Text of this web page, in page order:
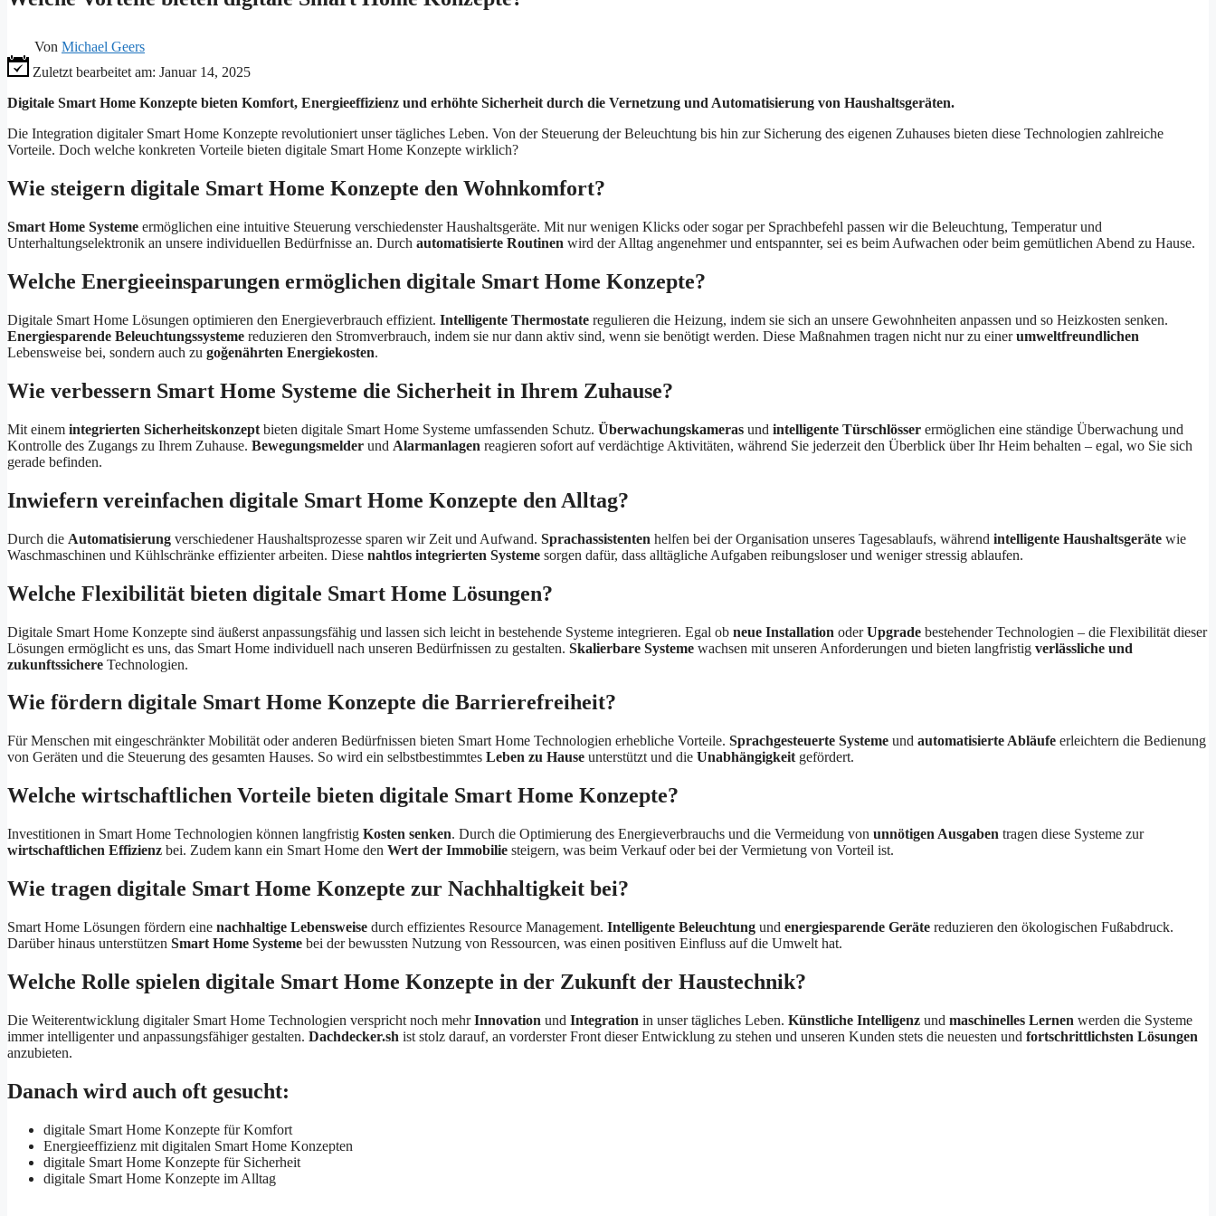
Von Michael Geers
Zuletzt bearbeitet am: Januar 14, 2025
Digitale Smart Home Konzepte bieten Komfort, Energieeffizienz und erhöhte Sicherheit durch die Vernetzung und Automatisierung von Haushaltsgeräten.
Die Integration digitaler Smart Home Konzepte revolutioniert unser tägliches Leben. Von der Steuerung der Beleuchtung bis hin zur Sicherung des eigenen Zuhauses bieten diese Technologien zahlreiche
Vorteile. Doch welche konkreten Vorteile bieten digitale Smart Home Konzepte wirklich?
Wie steigern digitale Smart Home Konzepte den Wohnkomfort?
Smart Home Systeme ermöglichen eine intuitive Steuerung verschiedenster Haushaltsgeräte. Mit nur wenigen Klicks oder sogar per Sprachbefehl passen wir die Beleuchtung, Temperatur und
Unterhaltungselektronik an unsere individuellen Bedürfnisse an. Durch automatisierte Routinen wird der Alltag angenehmer und entspannter, sei es beim Aufwachen oder beim gemütlichen Abend zu Hause.
Welche Energieeinsparungen ermöglichen digitale Smart Home Konzepte?
Digitale Smart Home Lösungen optimieren den Energieverbrauch effizient. Intelligente Thermostate regulieren die Heizung, indem sie sich an unsere Gewohnheiten anpassen und so Heizkosten senken.
Energiesparende Beleuchtungssysteme reduzieren den Stromverbrauch, indem sie nur dann aktiv sind, wenn sie benötigt werden. Diese Maßnahmen tragen nicht nur zu einerumweltfreundlichen
Lebensweise bei, sondern auch zu goğenährten Energiekosten.
Wie verbessern Smart Home Systeme die Sicherheit in Ihrem Zuhause?
Mit einem integrierten Sicherheitskonzept bieten digitale Smart Home Systeme umfassenden Schutz. Überwachungskameras und intelligente Türschlösser ermöglichen eine ständige Überwachung und
Kontrolle des Zugangs zu Ihrem Zuhause. Bewegungsmelder und Alarmanlagen reagieren sofort auf verdächtige Aktivitäten, während Sie jederzeit den Überblick über Ihr Heim behalten – egal, wo Sie sich
gerade befinden.
Inwiefern vereinfachen digitale Smart Home Konzepte den Alltag?
Durch die Automatisierung verschiedener Haushaltsprozesse sparen wir Zeit und Aufwand. Sprachassistenten helfen bei der Organisation unseres Tagesablaufs, während intelligente Haushaltsgeräte wie
Waschmaschinen und Kühlschränke effizienter arbeiten. Diese nahtlos integrierten Systeme sorgen dafür, dass alltägliche Aufgaben reibungsloser und weniger stressig ablaufen.
Welche Flexibilität bieten digitale Smart Home Lösungen?
Digitale Smart Home Konzepte sind äußerst anpassungsfähig und lassen sich leicht in bestehende Systeme integrieren. Egal ob neue Installation oderUpgrade bestehender Technologien – die Flexibilität dieser
Lösungen ermöglicht es uns, das Smart Home individuell nach unseren Bedürfnissen zu gestalten. Skalierbare Systeme wachsen mit unseren Anforderungen und bieten langfristig verlässliche und
zukunftssichere Technologien.
Wie fördern digitale Smart Home Konzepte die Barrierefreiheit?
Für Menschen mit eingeschränkter Mobilität oder anderen Bedürfnissen bieten Smart Home Technologien erhebliche Vorteile. Sprachgesteuerte Systeme und automatisierte Abläufe erleichtern die Bedienung
von Geräten und die Steuerung des gesamten Hauses. So wird ein selbstbestimmtes Leben zu Hause unterstützt und die Unabhängigkeit gefördert.
Welche wirtschaftlichen Vorteile bieten digitale Smart Home Konzepte?
Investitionen in Smart Home Technologien können langfristig Kosten senken. Durch die Optimierung des Energieverbrauchs und die Vermeidung von unnötigen Ausgaben tragen diese Systeme zur
wirtschaftlichen Effizienz bei. Zudem kann ein Smart Home den Wert der Immobilie steigern, was beim Verkauf oder bei der Vermietung von Vorteil ist.
Wie tragen digitale Smart Home Konzepte zur Nachhaltigkeit bei?
Smart Home Lösungen fördern eine nachhaltige Lebensweise durch effizientes Resource Management. Intelligente Beleuchtung und energiesparende Geräte reduzieren den ökologischen Fußabdruck.
Darüber hinaus unterstützen Smart Home Systeme bei der bewussten Nutzung von Ressourcen, was einen positiven Einfluss auf die Umwelt hat.
Welche Rolle spielen digitale Smart Home Konzepte in der Zukunft der Haustechnik?
Die Weiterentwicklung digitaler Smart Home Technologien verspricht noch mehrInnovation und Integration in unser tägliches Leben. Künstliche Intelligenz und maschinelles Lernen werden die Systeme
immer intelligenter und anpassungsfähiger gestalten. Dachdecker.sh ist stolz darauf, an vorderster Front dieser Entwicklung zu stehen und unseren Kunden stets die neuesten und fortschrittlichsten Lösungen
anzubieten.
Danach wird auch oft gesucht:
digitale Smart Home Konzepte für Komfort
Energieeffizienz mit digitalen Smart Home Konzepten
digitale Smart Home Konzepte für Sicherheit
digitale Smart Home Konzepte im Alltag